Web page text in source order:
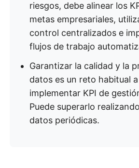
riesgos, debe alinear los
metas empresariales,
control centralizados e
flujos de trabajo
Garantizar la calidad y la
datos es un reto habitual
implementar KPI de
Puede superarlo
datos periódicas.